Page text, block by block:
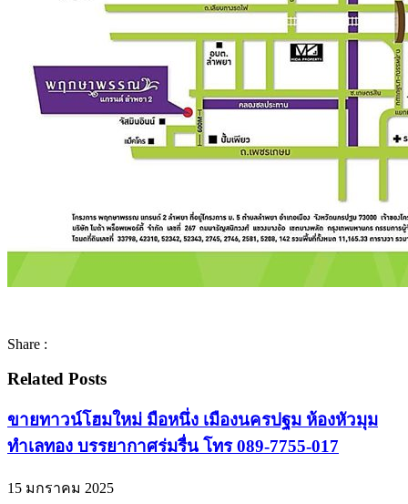
Share :
Related Posts
ขายทาวน์โฮมใหม่ มือหนึ่ง เมืองนครปฐม ห้องหัวมุม
ทำเลทอง บรรยากาศร่มรื่น โทร 089-7755-017
15 มกราคม 2025